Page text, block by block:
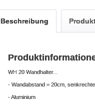
Beschreibung
WH 20 Wandhalter...
- Wandabstand = 20cm,
- Aluminium